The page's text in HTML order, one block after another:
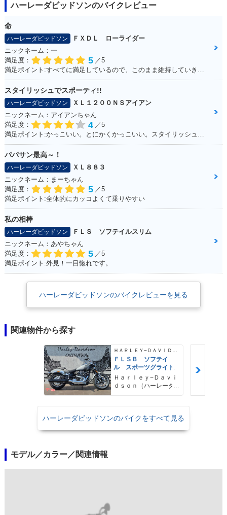
ハーレーダビッドソンのバイクレビュー
命
ハーレーダビッドソン
ＦＸＤＬ ローライダー
ニックネーム：一
満足度：
5 ／5
満足ポイント:すべてに満足しているので、このまま維持していきたい！
スタイリッシュでスポーティ!!
ハーレーダビッドソン
ＸＬ１２００ＮＳアイアン
ニックネーム：アイアンちゃん
満足度：
4 ／5
満足ポイント:かっこいい。とにかくかっこいい。スタイリッシュ！ブラックスタイルに青のライン（タンク）がシブイ！
パパサン最高～！
ハーレーダビッドソン
ＸＬ８８３
ニックネーム：まーちゃん
満足度：
5 ／5
満足ポイント:全体的にカッコよくて乗りやすい
私の相棒
ハーレーダビッドソン
ＦＬＳ ソフテイルスリム
ニックネーム：あやちゃん
満足度：
5 ／5
満足ポイント:外見！一目惚れです。
ハーレーダビッドソンのバイクレビューを見る
関連物件から探す
ＦＬＳＢ ソフテイ
ル スポーツグライド
Ｈａｒｌｅｙ−Ｄａｖｉ
ｄｓｏｎ（ハーレーダ
ハーレーダビッドソンのバイクをすべて見る
モデル／カラー／関連情報